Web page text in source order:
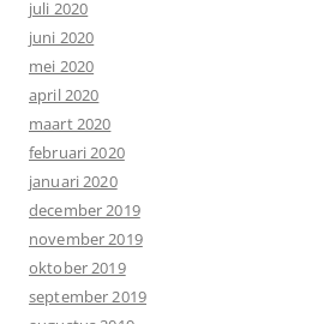
juli 2020
juni 2020
mei 2020
april 2020
maart 2020
februari 2020
januari 2020
december 2019
november 2019
oktober 2019
september 2019